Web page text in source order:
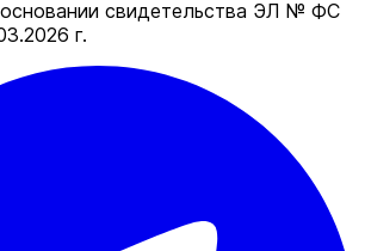
свидетельства ЭЛ № ФС
г.